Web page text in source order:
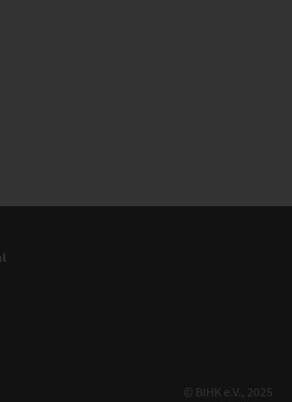
© BIHK e.V., 2025